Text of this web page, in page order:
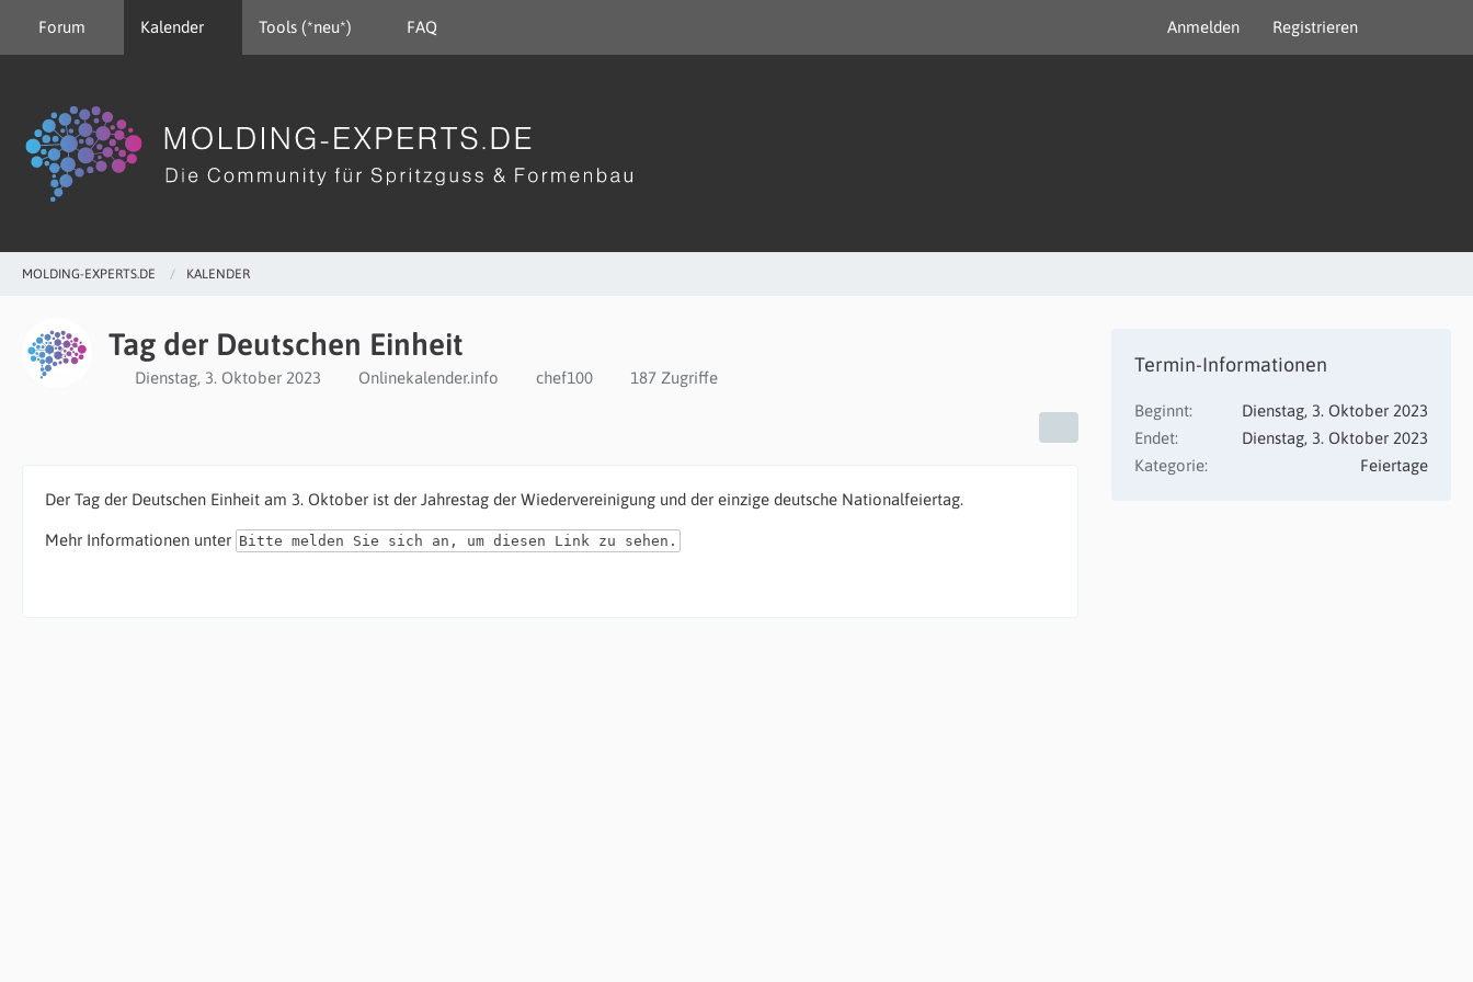
Forum Kalender Tools (*neu*) FAQ Anmelden Registrieren
MOLDING-EXPERTS.DE KALENDER
Tag der Deutschen Einheit
Dienstag, 3. Oktober 2023 Onlinekalender.info chef100 187 Zugriffe
Der Tag der Deutschen Einheit am 3. Oktober ist der Jahrestag der Wiedervereinigung und der einzige deutsche Nationalfeiertag.
Mehr Informationen unter Bitte melden Sie sich an, um diesen Link zu sehen.
Termin-Informationen
Beginnt
Dienstag, 3. Oktober 2023
Endet
Dienstag, 3. Oktober 2023
Kategorie
Feiertage